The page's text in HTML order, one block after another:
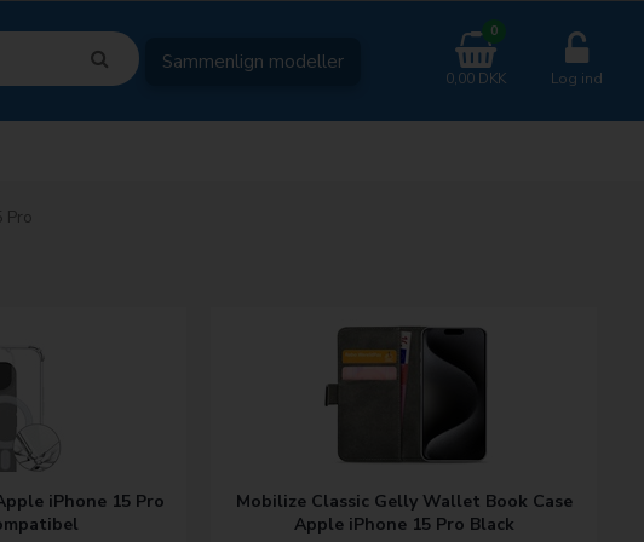
Sammenlign modeller
0
0,00 DKK Log ind
Pro
iPhone 15 Pro
Mobilize Classic Gelly Wallet Book Case
Apple iPhone 15 Pro Black